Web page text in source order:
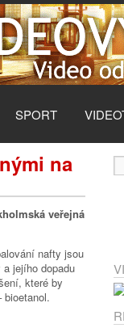
SPORT
na
veřejná
nafty jsou
jejího dopadu
které by